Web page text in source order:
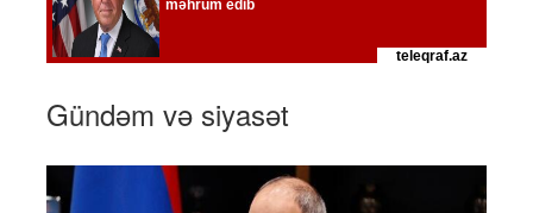
Gündəm və siyasət